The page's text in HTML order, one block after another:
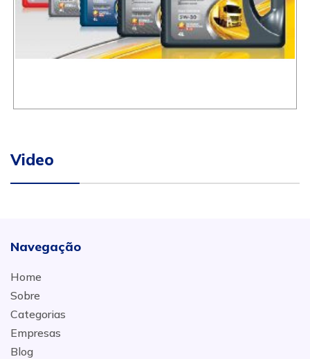
Video
Navegação
Home
Sobre
Categorias
Empresas
Blog